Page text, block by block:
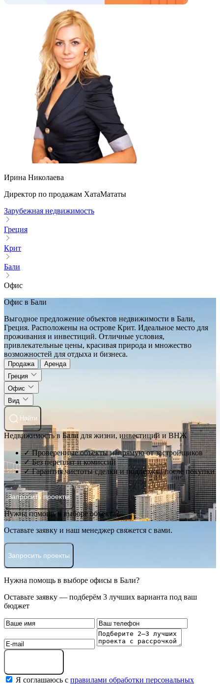
Ирина Николаева
Директор по продажам ХатаМататы
Зарубежная недвижимость
Греция
Крит
Бали
Офис
Офис в Бали
Выгодное предложение объектов недвижимости в Бали,
Греция. Расположены на острове Крит. Идеальное место для
проживания и инвестиций. Отличные условия,
привлекательные цены, красивая природа и множество
возможностей для отдыха и бизнеса.
Продажа
Аренда
Греция
Офис
Вид
Найти
Недвижимость в Бали для жизни, инвестиций и ВНЖ
✓ Проверенные объекты напрямую от застройщиков
✓ Без переплат и комиссий
✓ Гарантия чистоты сделки и поддержка после покупки
Запросить проекты
Нужна помощь в выборе объекта?
Оставьте заявку и наш менеджер свяжется с вами.
Запросить проекты
Нужна помощь в выборе офисы в Бали?
Оставьте заявку — подберём 3 лучших варианта под ваш
бюджет
Я соглашаюсь с правилами обработки персональных